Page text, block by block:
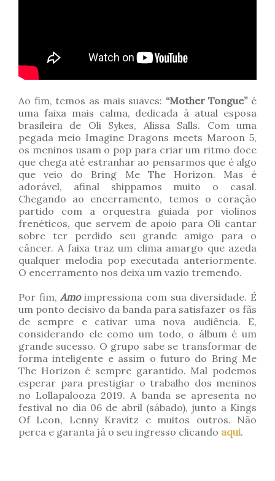
Ao fim, temos as mais suaves: “Mother Tongue” é
uma faixa mais calma, dedicada à atual esposa
brasileira de Oli Sykes, Alissa Salls. Com uma
pegada meio Imagine Dragons meets Maroon 5,
os meninos usam o pop para criar um ritmo doce
que chega até estranhar ao pensarmos que é algo
que veio do Bring Me The Horizon. Mas é
adorável, afinal shippamos muito o casal.
Chegando ao encerramento, temos o coração
partido com a orquestra guiada por violinos
frenéticos, que servem de apoio para Oli cantar
sobre ter perdido seu grande amigo para o
câncer. A faixa traz um clima amargo que azeda
qualquer melodia pop executada anteriormente.
O encerramento nos deixa um vazio tremendo.
Por fim,Amoimpressiona com sua diversidade. É
um ponto decisivo da banda para satisfazer os fãs
de sempre e cativar uma nova audiência. E,
considerando ele como um todo, o álbum é um
grande sucesso. O grupo sabe se transformar de
forma inteligente e assim o futuro do Bring Me
The Horizon é sempre garantido. Mal podemos
esperar para prestigiar o trabalho dos meninos
no Lollapalooza 2019. A banda se apresenta no
festival no dia 06 de abril (sábado), junto a Kings
Of Leon, Lenny Kravitz e muitos outros. Não
perca e garanta já o seu ingresso clicando aqui.